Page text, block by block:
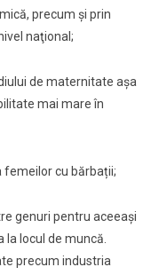
precum şi prin
naţional;
de maternitate aşa
mai mare în
femeilor cu bărbații;
genuri pentru aceeași
locul de muncă.
precum industria